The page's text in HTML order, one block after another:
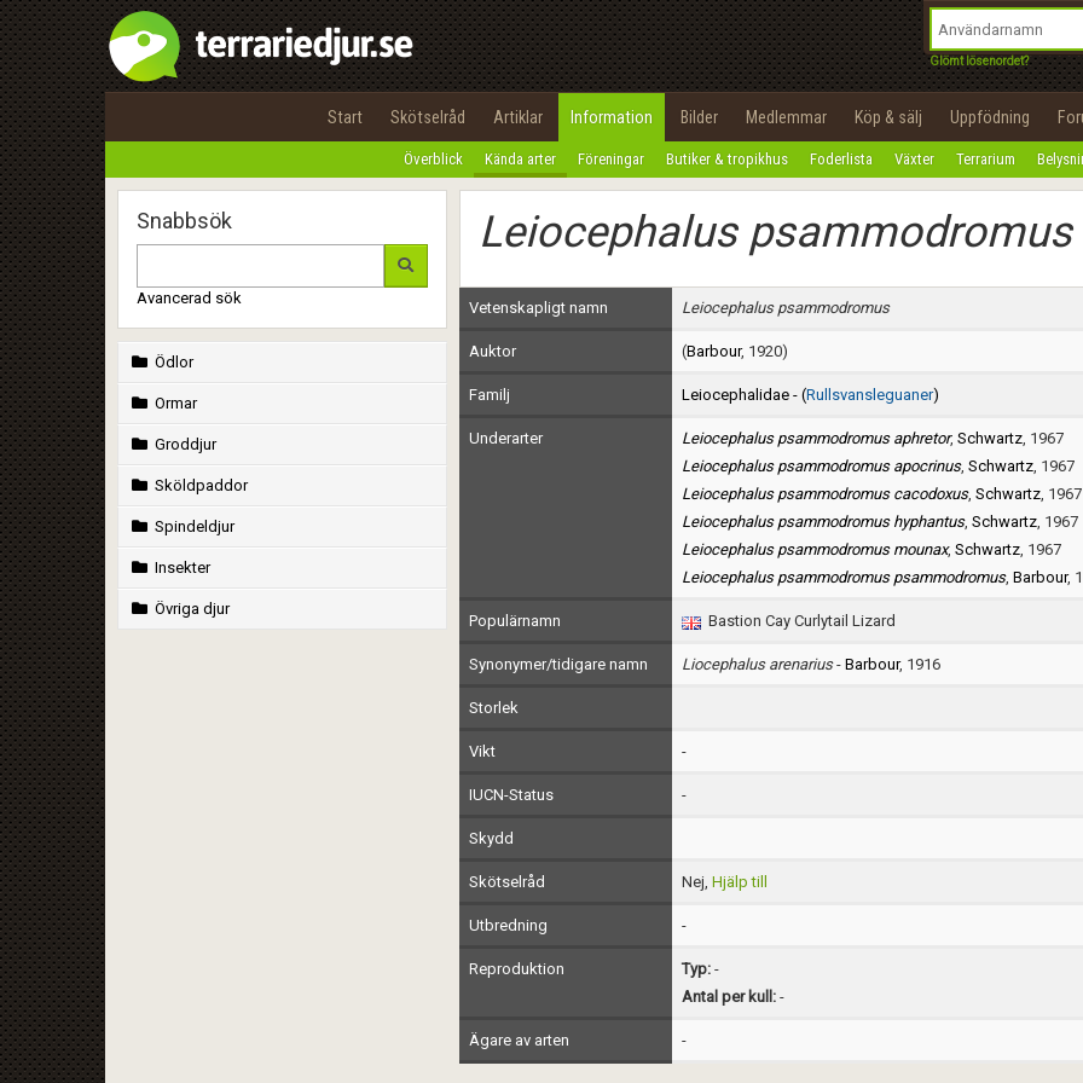
Glömt lösenordet?
Start Skötselråd Artiklar Information Bilder Medlemmar Köp & sälj Uppfödning
Överblick Kända arter Föreningar Butiker & tropikhus Foderlista Växter Terrarium
Snabbsök
Avancerad sök
Ödlor
Ormar
Groddjur
Sköldpaddor
Spindeldjur
Insekter
Övriga djur
Leiocephalus psammodromus
Vetenskapligt namn Leiocephalus psammodromus
Auktor (Barbour, 1920)
Familj Leiocephalidae - (Rullsvansleguaner)
Underarter Leiocephalus psammodromus aphretor, Schwartz, 1967
Leiocephalus psammodromus apocrinus, Schwartz, 1967
Leiocephalus psammodromus cacodoxus, Schwartz, 1967
Leiocephalus psammodromus hyphantus, Schwartz, 1967
Leiocephalus psammodromus mounax, Schwartz, 1967
Leiocephalus psammodromus psammodromus, Barbour,
Populärnamn Bastion Cay Curlytail Lizard
Synonymer/tidigare namn Liocephalus arenarius- Barbour, 1916
Storlek
Vikt -
IUCN-Status -
Skydd
Skötselråd Nej, Hjälp till
Utbredning -
Reproduktion Typ:-
Antal per kull:-
Ägare av arten -
Utför
100%
OK
integritetspolicy
Namn:
Epost:
Användarnamn:
Lösenord:
Privacy Policy
Terms of Service
Begär nytt lösenord
Tillbaka till förstasidan